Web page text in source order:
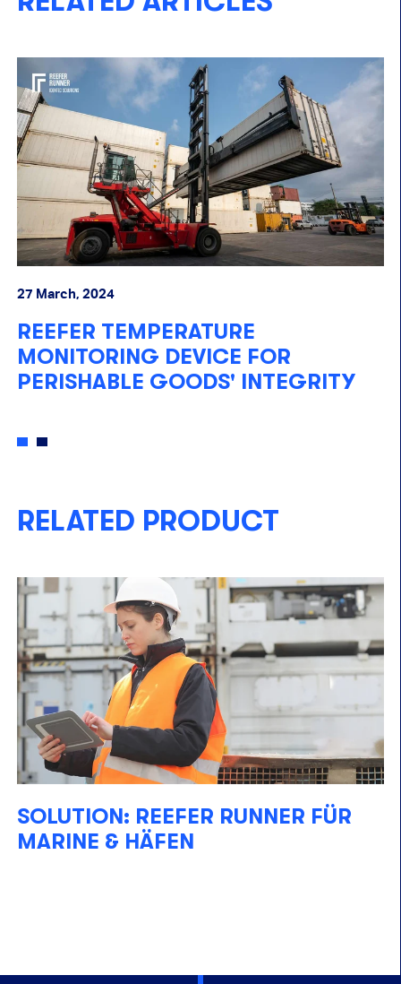
DEVICE FOR
GOODS' INTEGRITY
ISO 10368:
CONNECTED
RELATED PRODUCT
SOLUTION: REEFER RUNNER FÜR
MARINE & HÄFEN